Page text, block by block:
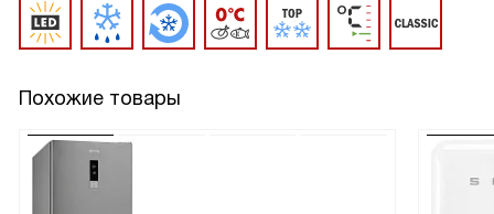
Похожие товары